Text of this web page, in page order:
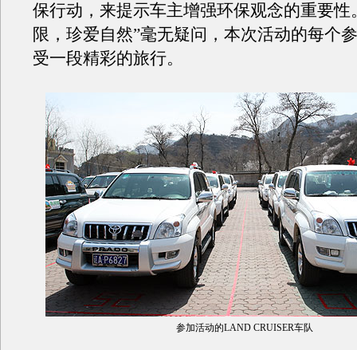
保行动，来提示车主增强环保观念的重要性
限，珍爱自然”毫无疑问，本次活动的每个
受一段精彩的旅行。
参加活动的LAND CRUISER车队